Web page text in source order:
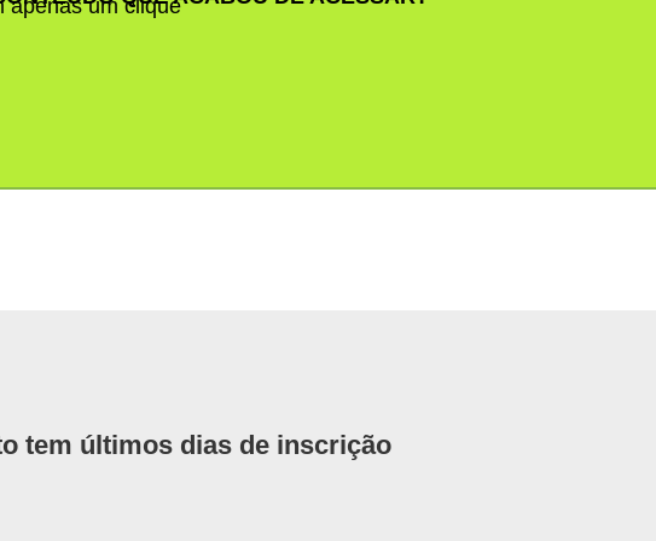
apenas um clique
tem últimos dias de inscrição